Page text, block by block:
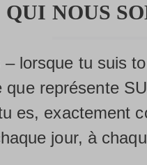
QUI NOUS
lorsque tu suis
représente
es, exactement
jour, à